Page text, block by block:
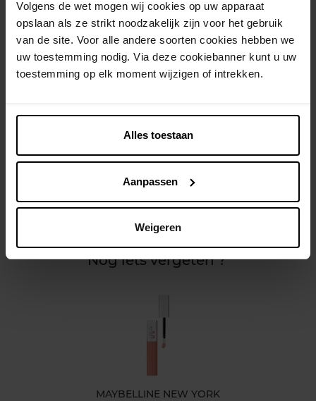
Volgens de wet mogen wij cookies op uw apparaat
opslaan als ze strikt noodzakelijk zijn voor het gebruik
van de site. Voor alle andere soorten cookies hebben we
uw toestemming nodig. Via deze cookiebanner kunt u uw
toestemming op elk moment wijzigen of intrekken.
Alles toestaan
Aanpassen
Weigeren
Verzending binnen 24u
Beschrijving
Gebruiksadvies
Kenmerken
Nog iets vergeten ?
MAYBELLINE NEW YORK